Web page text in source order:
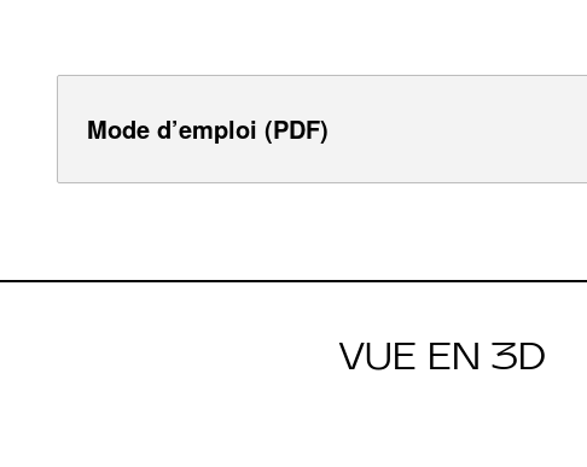
Mode d’emploi (PDF)
VUE EN 3D